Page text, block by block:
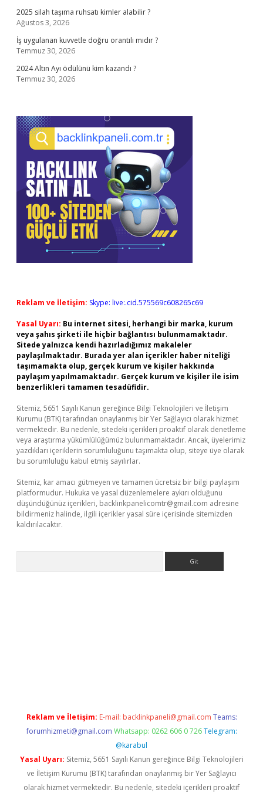
2025 silah taşıma ruhsatı kimler alabilir ?
Ağustos 3, 2026
İş uygulanan kuvvetle doğru orantılı mıdır ?
Temmuz 30, 2026
2024 Altın Ayı ödülünü kim kazandı ?
Temmuz 30, 2026
Reklam ve İletişim: Skype: live:.cid.575569c608265c69
Yasal Uyarı: Bu internet sitesi, herhangi bir marka, kurum
veya şahıs şirketi ile hiçbir bağlantısı bulunmamaktadır.
Sitede yalnızca kendi hazırladığımız makaleler
paylaşılmaktadır. Burada yer alan içerikler haber niteliği
taşımamakta olup, gerçek kurum ve kişiler hakkında
paylaşım yapılmamaktadır. Gerçek kurum ve kişiler ile isim
benzerlikleri tamamen tesadüfidir.
Sitemiz, 5651 Sayılı Kanun gereğince Bilgi Teknolojileri ve İletişim
Kurumu (BTK) tarafından onaylanmış bir Yer Sağlayıcı olarak hizmet
vermektedir. Bu nedenle, sitedeki içerikleri proaktif olarak denetleme
veya araştırma yükümlülüğümüz bulunmamaktadır. Ancak, üyelerimiz
yazdıkları içeriklerin sorumluluğunu taşımakta olup, siteye üye olarak
bu sorumluluğu kabul etmiş sayılırlar.
Sitemiz, kar amacı gütmeyen ve tamamen ücretsiz bir bilgi paylaşım
platformudur. Hukuka ve yasal düzenlemelere aykırı olduğunu
düşündüğünüz içerikleri, backlinkpanelicomtr@gmail.com adresine
bildirmeniz halinde, ilgili içerikler yasal süre içerisinde sitemizden
kaldırılacaktır.
Reklam ve İletişim: E-mail: backlinkpaneli@gmail.com Teams:
forumhizmeti@gmail.com Whatsapp: 0262 606 0 726 Telegram:
@karabul
Yasal Uyarı: Sitemiz, 5651 Sayılı Kanun gereğince Bilgi Teknolojileri
ve İletişim Kurumu (BTK) tarafından onaylanmış bir Yer Sağlayıcı
olarak hizmet vermektedir. Bu nedenle, sitedeki içerikleri proaktif